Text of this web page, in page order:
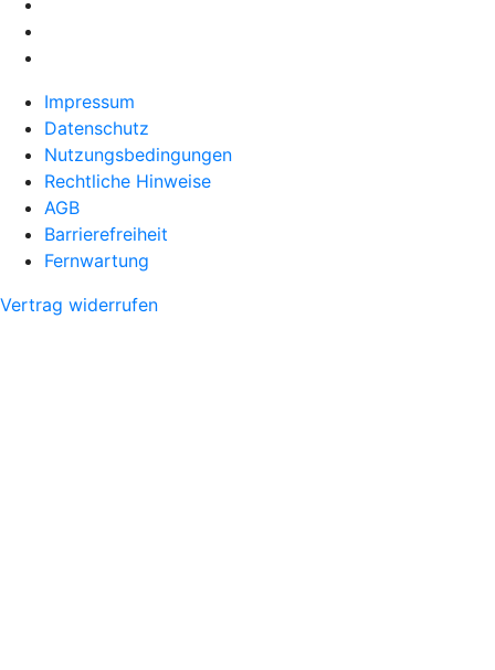
Impressum
Datenschutz
Nutzungsbedingungen
Rechtliche Hinweise
AGB
Barrierefreiheit
Fernwartung
Vertrag widerrufen